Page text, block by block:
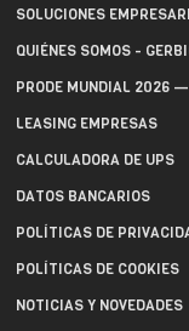
SOLUCIONES
QUIÉNES SOMOS -
PRODE MUNDIAL 2026
LEASING EMPRESAS
CALCULADORA DE UPS
DATOS BANCARIOS
POLÍTICAS DE
POLÍTICAS DE COOKIES
NOTICIAS Y NOVEDADES